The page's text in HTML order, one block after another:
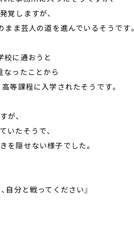
覚しますが、
まま芸人の道を進んでいるそうです。
校に通おうと
なったことから
等課程に入学されたそうです。
が、
いたそうで、
を隠せない様子でした。
自分と戦ってください』